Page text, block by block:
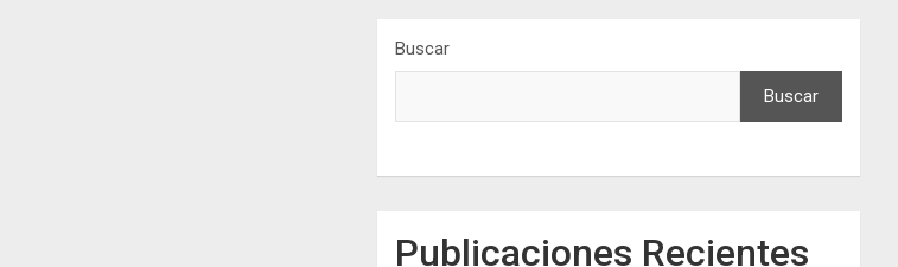
Buscar
Buscar
Publicaciones Recientes